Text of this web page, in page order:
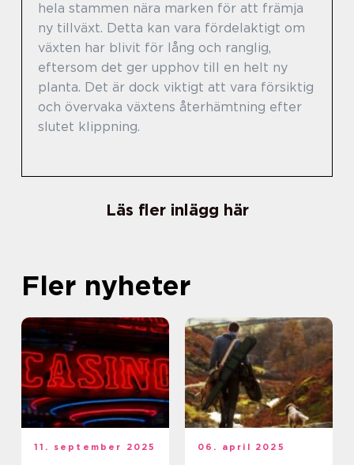
hela stammen nära marken för att främja
ny tillväxt. Detta kan vara fördelaktigt om
växten har blivit för lång och ranglig,
eftersom det ger upphov till en helt ny
planta. Det är dock viktigt att vara försiktig
och övervaka växtens återhämtning efter
slutet klippning.
Läs fler inlägg här
Fler nyheter
11. september 2025 06. april 2025